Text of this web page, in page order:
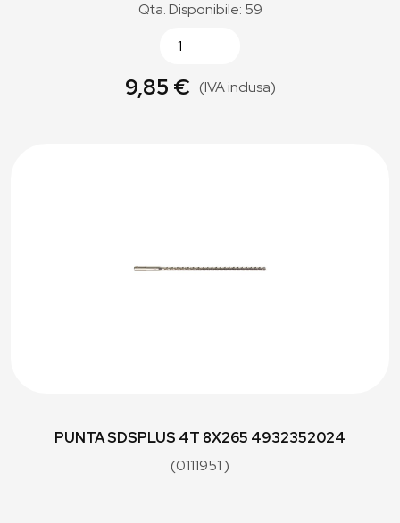
Qta. Disponibile: 59
9,85 € (IVA inclusa)
PUNTA SDSPLUS 4T 8X265 4932352024
(0111951 )